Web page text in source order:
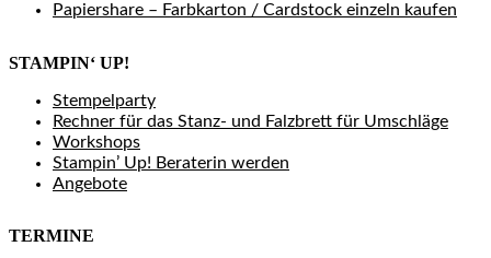
Papiershare – Farbkarton / Cardstock einzeln kaufen
STAMPIN‘ UP!
Stempelparty
Rechner für das Stanz- und Falzbrett für Umschläge
Workshops
Stampin’ Up! Beraterin werden
Angebote
TERMINE